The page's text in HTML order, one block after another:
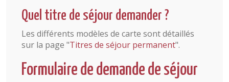
Quel titre de séjour demander ?
Les différents modèles de carte sont détaillés
sur la page "Titres de séjour permanent".
Formulaire de demande de séjour